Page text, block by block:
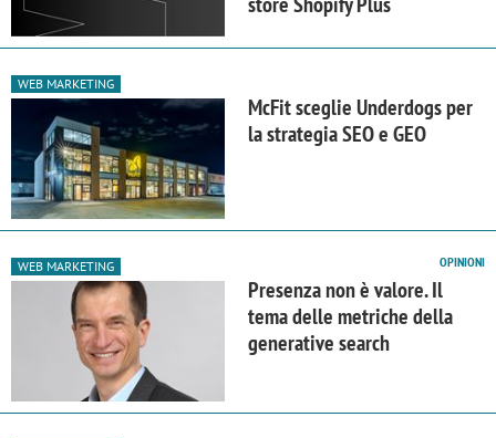
WEB MARKETING
McFit sceglie Underdogs per
la strategia SEO e GEO
WEB MARKETING OPINIONI
Presenza non è valore. Il
tema delle metriche della
generative search